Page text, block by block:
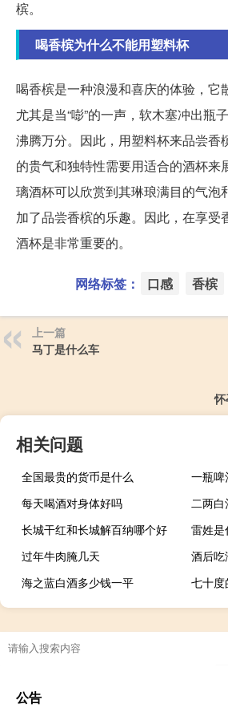
槟。
喝香槟为什么不能用塑料杯
喝香槟是一种浪漫和喜庆的体验，它
尤其是当“嘭”的一声，软木塞冲出瓶
沸腾万分。因此，用塑料杯来品尝香
的贵气和独特性需要用适合的酒杯来
璃酒杯可以欣赏到其琳琅满目的气泡
加了品尝香槟的乐趣。因此，在享受
酒杯是非常重要的。
网络标签： 口感 香槟
上一篇
马丁是什么车
相关问题
全国最贵的货币是什么
一瓶
每天喝酒对身体好吗
二两
长城干红和长城解百纳哪个好
雷姓
过年牛肉腌几天
酒后
海之蓝白酒多少钱一平
七十
公告